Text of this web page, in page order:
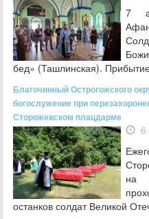
7
бед» (Ташлинская).
Благочинный Острогожского
богослужение при
Сторожевском плацдарме
6
на
останков солдат Великой